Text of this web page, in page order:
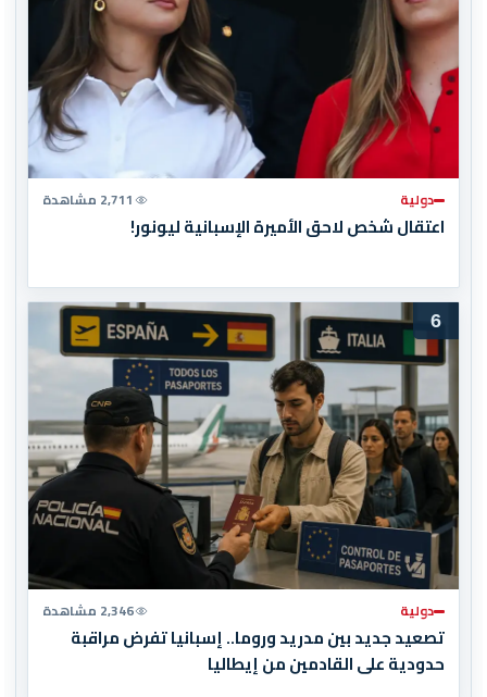
دولية 2,711 مشاهدة
اعتقال شخص لاحق الأميرة الإسبانية ليونور!
6
دولية 2,346 مشاهدة
تصعيد جديد بين مدريد وروما.. إسبانيا تفرض مراقبة
حدودية على القادمين من إيطاليا